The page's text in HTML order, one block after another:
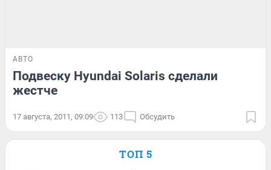
АВТО
Подвеску Hyundai Solaris сделали
жестче
17 августа, 2011, 09:09 113 Обсудить
ТОП 5